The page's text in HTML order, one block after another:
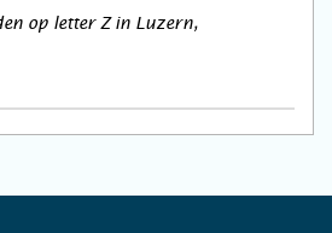
op letter Z in Luzern,